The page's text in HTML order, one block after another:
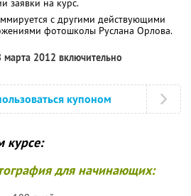
заявки на курс.
с другими действующими
фотошколы Руслана Орлова.
марта 2012 включительно
купоном
курсе:
для начинающих: